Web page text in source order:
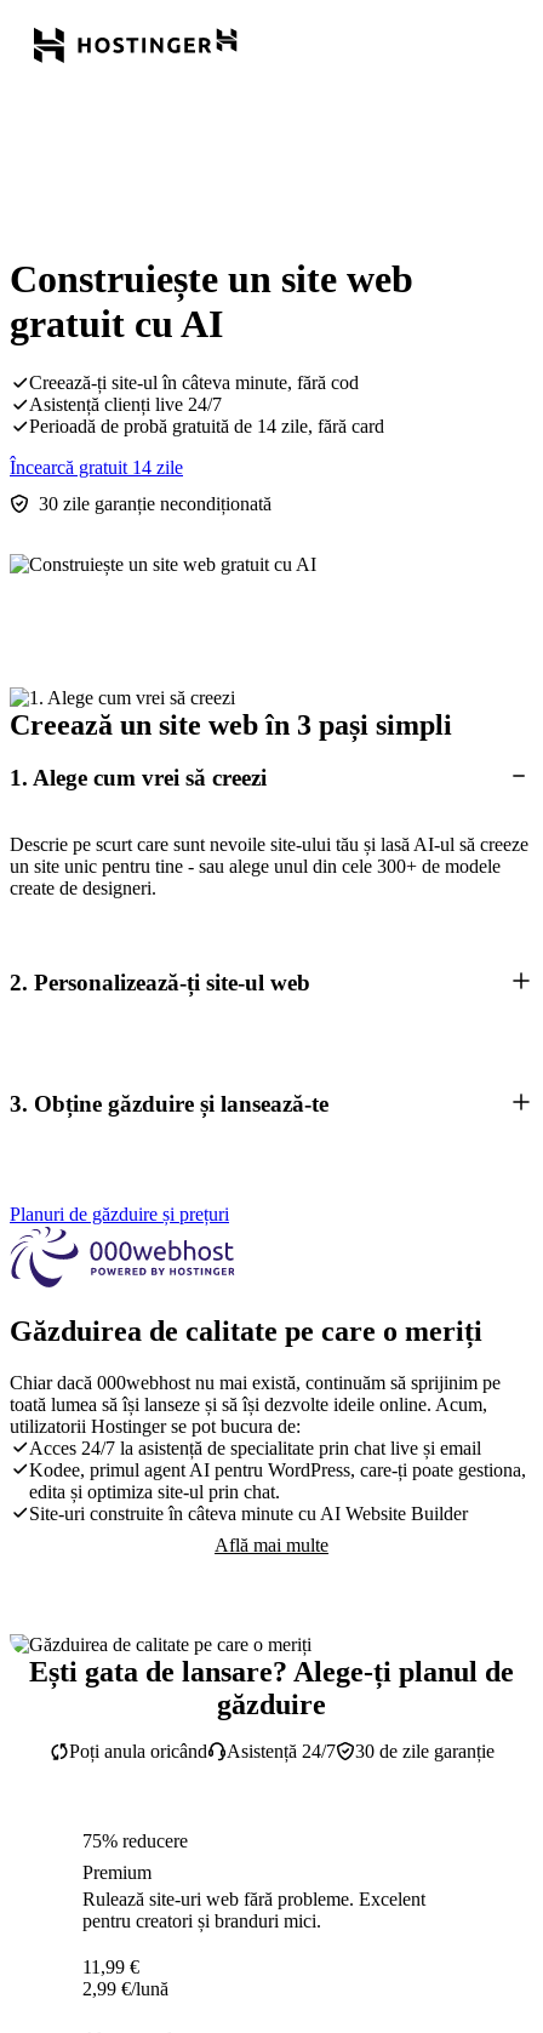
Construiește un site web
gratuit cu AI
Creează-ți site-ul în câteva minute, fără cod
Asistență clienți live 24/7
Perioadă de probă gratuită de 14 zile, fără card
Încearcă gratuit 14 zile
30 zile garanție necondiționată
Creează un site web în 3 pași simpli
1. Alege cum vrei să creezi
Descrie pe scurt care sunt nevoile site-ului tău și lasă AI-ul să creeze
un site unic pentru tine - sau alege unul din cele 300+ de modele
create de designeri.
2. Personalizează-ți site-ul web
3. Obține găzduire și lansează-te
Planuri de găzduire și prețuri
Găzduirea de calitate pe care o meriți
Chiar dacă 000webhost nu mai există, continuăm să sprijinim pe
toată lumea să își lanseze și să își dezvolte ideile online. Acum,
utilizatorii Hostinger se pot bucura de:
Acces 24/7 la asistență de specialitate prin chat live și email
Kodee, primul agent AI pentru WordPress, care-ți poate gestiona,
edita și optimiza site-ul prin chat.
Site-uri construite în câteva minute cu AI Website Builder
Află mai multe
Ești gata de lansare? Alege-ți planul de
găzduire
30 de zile garanție
Poți anula oricând Asistență 24/7
75% reducere
Premium
Rulează site-uri web fără probleme. Excelent
pentru creatori și branduri mici.
11,99 €
2,99 €/lună